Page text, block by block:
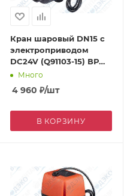
Кран шаровый DN15 с
электроприводом
DC24V (Q91103-15) ВР
1/2"Много
4 960 ₽/шт
В КОРЗИНУ